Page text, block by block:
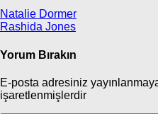
Yazı
gezinmesi
Natalie Dormer
Rashida Jones
Yorum Bırakın
E-posta adresiniz
işaretlenmişlerdir